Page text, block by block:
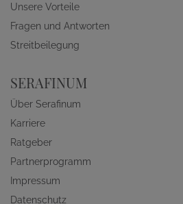
Unsere Vorteile
Fragen und Antworten
Streitbeilegung
SERAFINUM
Über Serafinum
Karriere
Ratgeber
Partnerprogramm
Impressum
Datenschutz